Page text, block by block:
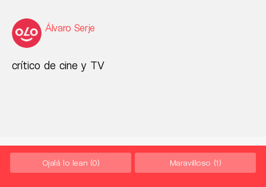
Álvaro Serje
crítico de cine y TV
Ojalá lo lean (0) Maravilloso (1)